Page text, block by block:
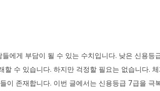
에게 부담이 될 수 있는 수치입니다. 낮은 신용등
할 수 있습니다. 하지만 걱정할 필요는 없습니다.
이 존재합니다. 이번 글에서는 신용등급 7급을 극